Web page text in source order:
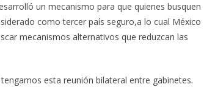
un mecanismo para que quienes busquen
como tercer país seguro,a lo cual México
mecanismos alternativos que reduzcan las
esta reunión bilateral entre gabinetes.